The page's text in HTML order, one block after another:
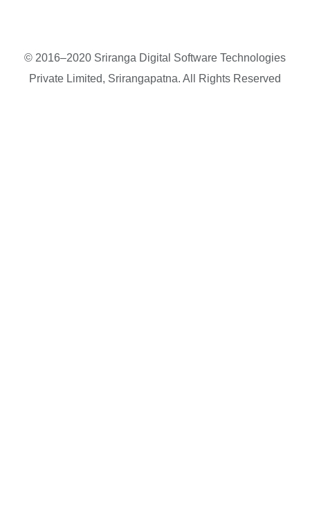
© 2016–2020 Sriranga Digital Software Technologies
Private Limited, Srirangapatna. All Rights Reserved